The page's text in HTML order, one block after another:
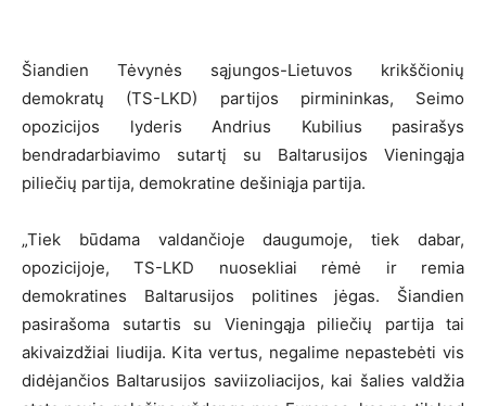
Šiandien Tėvynės sąjungos-Lietuvos krikščionių
demokratų (TS-LKD) partijos pirmininkas, Seimo
opozicijos lyderis Andrius Kubilius pasirašys
bendradarbiavimo sutartį su Baltarusijos Vieningąja
piliečių partija, demokratine dešiniąja partija.
„Tiek būdama valdančioje daugumoje, tiek dabar,
opozicijoje, TS-LKD nuosekliai rėmė ir remia
demokratines Baltarusijos politines jėgas. Šiandien
pasirašoma sutartis su Vieningąja piliečių partija tai
akivaizdžiai liudija. Kita vertus, negalime nepastebėti vis
didėjančios Baltarusijos saviizoliacijos, kai šalies valdžia